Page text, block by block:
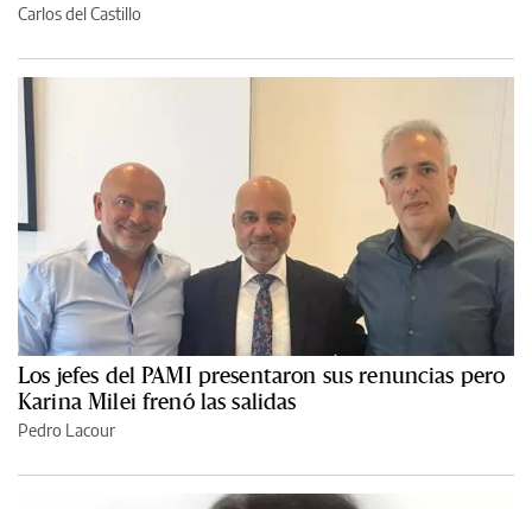
Carlos del Castillo
Los jefes del PAMI presentaron sus renuncias pero
Karina Milei frenó las salidas
Pedro Lacour